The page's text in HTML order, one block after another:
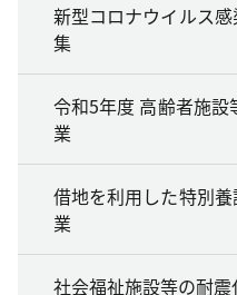
新型コロナウイルス
集
令和5年度 高齢者施設
業
借地を利用した特別
業
社会福祉施設等の耐